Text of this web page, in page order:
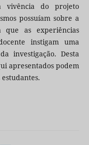
vivência do projeto
possuíam sobre a
que as experiências
instigam uma
investigação. Desta
apresentados podem